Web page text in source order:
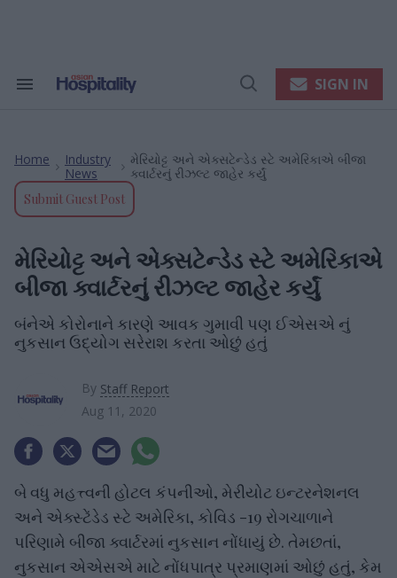
Search
Open
SIGN IN
Home
Industry
News
મેરિયોટ્ટ અને એક્સટેન્ડેડ સ્ટે અમેરિકાએ બીજા
ક્વાર્ટરનું રીઝલ્ટ જાહેર કર્યું
Submit Guest Post
મેરિયોટ્ટ અને એક્સટેન્ડેડ સ્ટે અમેરિકાએ
બીજા ક્વાર્ટરનું રીઝલ્ટ જાહેર કર્યું
બંનેએ કોરોનાને કારણે આવક ગુમાવી પણ ઈએસએ નું
નુકસાન ઉદ્યોગ સરેરાશ કરતા ઓછું હતું
By Staff Report
Aug 11, 2020
બે વધુ મહત્ત્વની હોટલ કંપનીઓ, મેરીયોટ ઇન્ટરનેશનલ
અને એક્સ્ટેંડેડ સ્ટે અમેરિકા, કોવિડ -19 રોગચાળાને
પરિણામે બીજા ક્વાર્ટરમાં નુકસાન નોંધાયું છે. તેમછતાં,
નુકસાન એએસએ માટે નોંધપાત્ર પ્રમાણમાં ઓછું હતું, કેમ